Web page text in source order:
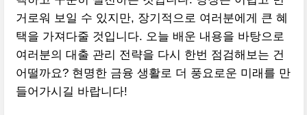
거로워 보일 수 있지만, 장기적으로 여러분에게 큰 혜
택을 가져다줄 것입니다. 오늘 배운 내용을 바탕으로
여러분의 대출 관리 전략을 다시 한번 점검해보는 건
어떨까요? 현명한 금융 생활로 더 풍요로운 미래를 만
들어가시길 바랍니다!